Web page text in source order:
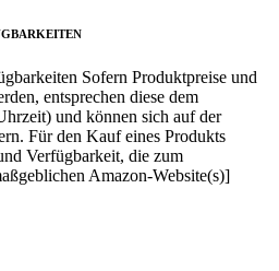
Sofern Produktpreise und
entsprechen diese dem
und können sich auf der
Für den Kauf eines Produkts
Verfügbarkeit, die zum
Amazon-Website(s)]